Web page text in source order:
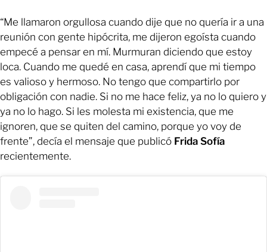
“Me llamaron orgullosa cuando dije que no quería ir a una
reunión con gente hipócrita, me dijeron egoísta cuando
empecé a pensar en mí. Murmuran diciendo que estoy
loca. Cuando me quedé en casa, aprendí que mi tiempo
es valioso y hermoso. No tengo que compartirlo por
obligación con nadie. Si no me hace feliz, ya no lo quiero y
ya no lo hago. Si les molesta mi existencia, que me
ignoren, que se quiten del camino, porque yo voy de
frente”, decía el mensaje que publicó Frida Sofía
recientemente.